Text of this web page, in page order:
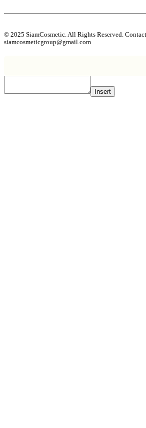
© 2025 SiamCosmetic. All Rights Reserved.
siamcosmeticgroup@gmail.com
Insert